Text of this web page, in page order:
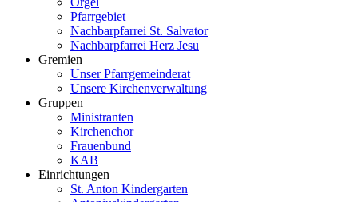
Pfarrgebiet
Nachbarpfarrei St. Salvator
Nachbarpfarrei Herz Jesu
Gremien
Unser Pfarrgemeinderat
Unsere Kirchenverwaltung
Gruppen
Ministranten
Kirchenchor
Frauenbund
KAB
Einrichtungen
St. Anton Kindergarten